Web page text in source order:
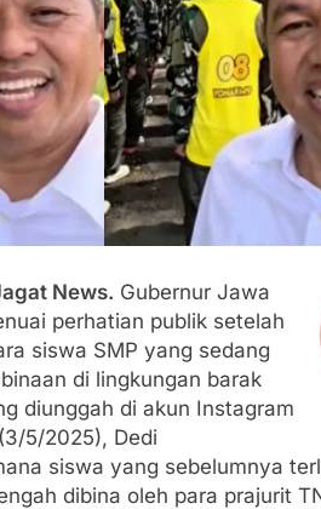
Kala Mina Padi, P2L, dan
News. Gubernur Jawa
perhatian publik setelah
siswa SMP yang sedang
di lingkungan barak
diunggah di akun Instagram
5/2025), Dedi
siswa yang sebelumnya
dibina oleh para prajurit